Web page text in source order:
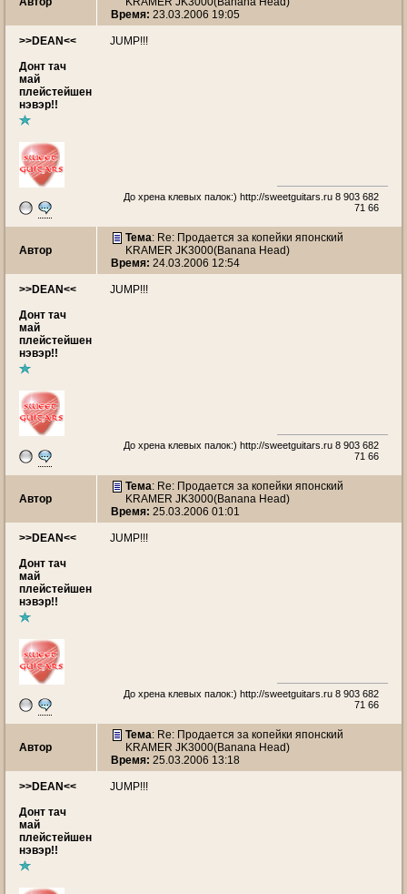
Время: 23.03.2006 19:05
>>DEAN<<
Донт тач
май
плейстейшен
нэвэр!!
JUMP!!!
До хрена клевых палок:) http://sweetguitars.ru 8 903 682
71 66
Автор
Тема: Re: Продается за копейки японский
KRAMER JK3000(Banana Head)
Время: 24.03.2006 12:54
>>DEAN<<
Донт тач
май
плейстейшен
нэвэр!!
JUMP!!!
До хрена клевых палок:) http://sweetguitars.ru 8 903 682
71 66
Автор
Тема: Re: Продается за копейки японский
KRAMER JK3000(Banana Head)
Время: 25.03.2006 01:01
>>DEAN<<
Донт тач
май
плейстейшен
нэвэр!!
JUMP!!!
До хрена клевых палок:) http://sweetguitars.ru 8 903 682
71 66
Автор
Тема: Re: Продается за копейки японский
KRAMER JK3000(Banana Head)
Время: 25.03.2006 13:18
>>DEAN<<
Донт тач
май
плейстейшен
нэвэр!!
JUMP!!!